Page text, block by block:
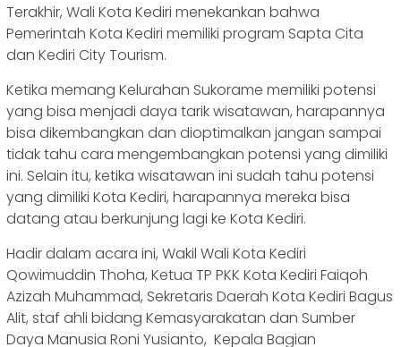
Terakhir, Wali Kota Kediri menekankan bahwa
Pemerintah Kota Kediri memiliki program Sapta Cita
dan Kediri City Tourism.
Ketika memang Kelurahan Sukorame memiliki potensi
yang bisa menjadi daya tarik wisatawan, harapannya
bisa dikembangkan dan dioptimalkan jangan sampai
tidak tahu cara mengembangkan potensi yang dimiliki
ini. Selain itu, ketika wisatawan ini sudah tahu potensi
yang dimiliki Kota Kediri, harapannya mereka bisa
datang atau berkunjung lagi ke Kota Kediri.
Hadir dalam acara ini, Wakil Wali Kota Kediri
Qowimuddin Thoha, Ketua TP PKK Kota Kediri Faiqoh
Azizah Muhammad, Sekretaris Daerah Kota Kediri Bagus
Alit, staf ahli bidang Kemasyarakatan dan Sumber
Daya Manusia Roni Yusianto, Kepala Bagian